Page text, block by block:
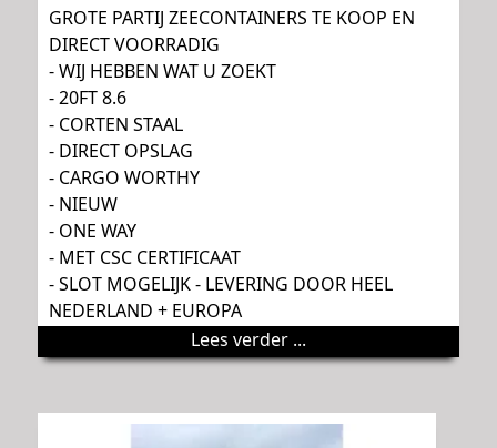
GROTE PARTIJ ZEECONTAINERS TE KOOP EN
DIRECT VOORRADIG
- WIJ HEBBEN WAT U ZOEKT
- 20FT 8.6
- CORTEN STAAL
- DIRECT OPSLAG
- CARGO WORTHY
- NIEUW
- ONE WAY
- MET CSC CERTIFICAAT
- SLOT MOGELIJK - LEVERING DOOR HEEL
NEDERLAND + EUROPA
Lees verder ...